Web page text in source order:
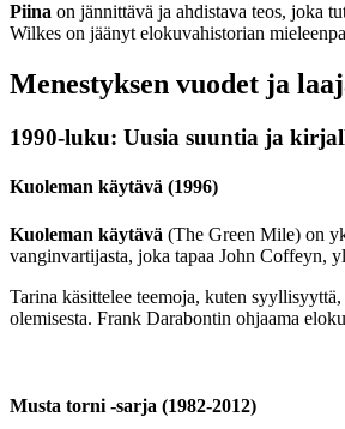
Piina on jännittävä ja ahdistava teos, joka
Wilkes on jäänyt elokuvahistorian
Menestyksen vuodet ja
1990-luku: Uusia suuntia ja
Kuoleman käytävä (1996)
Kuoleman käytävä (The Green Mile) on
vanginvartijasta, joka tapaa John Coffeyn,
Tarina käsittelee teemoja, kuten
olemisesta. Frank Darabontin ohjaama
Musta torni -sarja (1982-2012)